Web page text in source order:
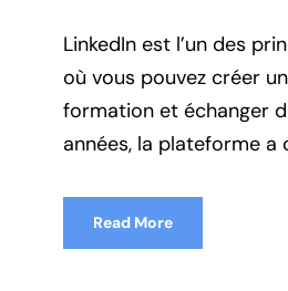
LinkedIn est l’un des
où vous pouvez créer
formation et échanger
années, la plateforme
Read More